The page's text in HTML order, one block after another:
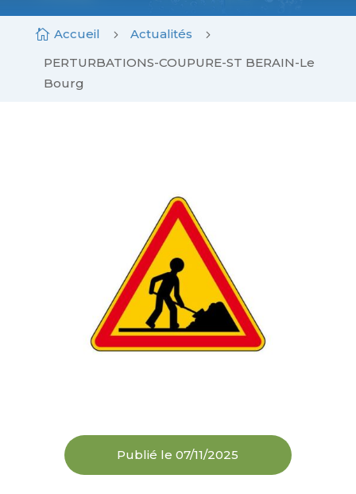
 Accueil 5 Actualités 5
PERTURBATIONS-COUPURE-ST BERAIN-Le
Bourg
Publié le 07/11/2025